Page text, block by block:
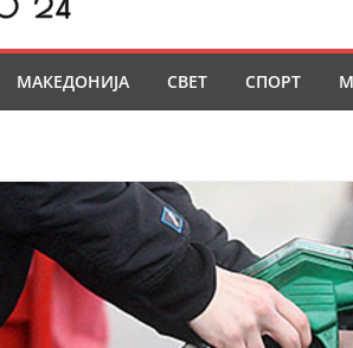
МАКЕДОНИЈА СВЕТ СПОРТ